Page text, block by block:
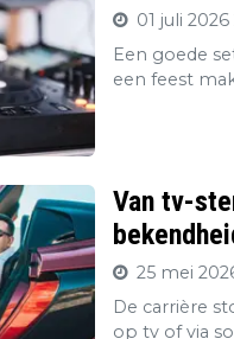
01 juli 2026
Een goede
een feest
Van tv-
25 mei
De carrière
op tv of via